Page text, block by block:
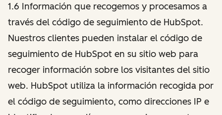
1.6 Información que recogemos y procesamos a
través del código de seguimiento de HubSpot.
Nuestros clientes pueden instalar el código de
seguimiento de HubSpot en su sitio web para
recoger información sobre los visitantes del sitio
web. HubSpot utiliza la información recogida por
el código de seguimiento, como direcciones IP e